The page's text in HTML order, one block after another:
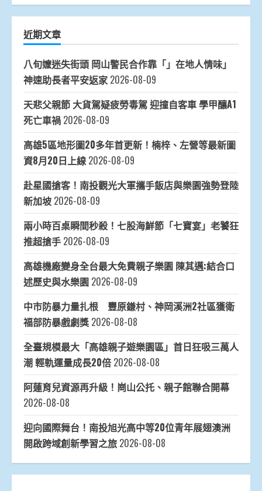
近期文章
八旬嬤迷失街頭 岡山警民合作靠「」在地人情味」
神速助長者平安返家 2026-08-09
天悲父親節 大貨駕疑疲勞毒駕 迎撞自客車 學甲釀A1
死亡車禍 2026-08-09
高雄5區地形圖20多年首更新！楠梓、左營等最新圖
資8月20日上線 2026-08-09
赴星國搶客！南投觀光大軍攜手飯店與樂園強勢登陸
新加坡 2026-08-09
兩小時百桌瞬間秒殺！七股海鮮節「七寶宴」老饕狂
推超搶手 2026-08-09
高雄機廠變身全台最大免費親子樂園 陳其邁:結合口
述歷史與水樂園 2026-08-09
中市防暴力量扎根 豐原鎌村、神岡溪洲2社區獲衛
福部防暴戲劇獎 2026-08-08
全臺規模最大「高雄親子遊樂園區」首日狂吸三萬人
潮 輕軌運量成長20倍 2026-08-08
阿蓮育兒資源再升級！崗山公托、親子館聯合開幕
2026-08-08
迎向國際舞台！南投旭光高中等20位青年展翅澳洲
開啟跨域創新學習之旅 2026-08-08